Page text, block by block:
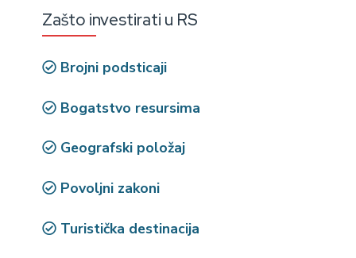
Zašto investirati u RS
Brojni podsticaji
Bogatstvo resursima
Geografski položaj
Povoljni zakoni
Turistička destinacija